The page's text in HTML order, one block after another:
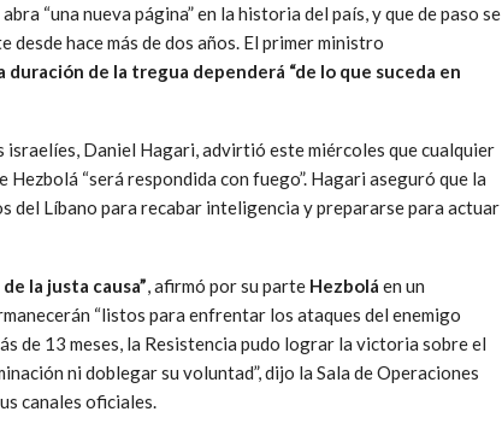
“una nueva página” en la historia del país, y que de paso se
hace más de dos años. El primer ministro
duración de la tregua dependerá “de lo que suceda en
israelíes, Daniel Hagari, advirtió este miércoles que cualquier
“será respondida con fuego”. Hagari aseguró que la
Líbano para recabar inteligencia y prepararse para actuar
la justa causa”, afirmó por su parte Hezbolá en un
“listos para enfrentar los ataques del enemigo
de 13 meses, la Resistencia pudo lograr la victoria sobre el
ni doblegar su voluntad”, dijo la Sala de Operaciones
canales oficiales.